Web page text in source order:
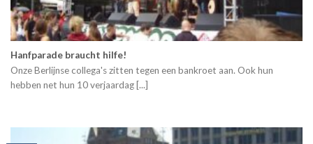
Hanfparade braucht hilfe!
Onze Berlijnse collega's zitten tegen een bankroet aan. Ook hun
hebben net hun 10 verjaardag [...]